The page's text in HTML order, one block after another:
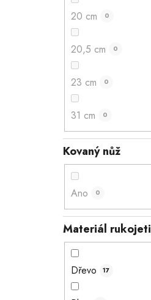
20 cm 0
20,5 cm 0
23 cm 0
31 cm 0
Kovaný nůž
Ano 0
Materiál rukojeti
Dřevo 17